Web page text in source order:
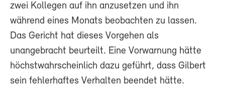
zwei Kollegen auf ihn anzusetzen und ihn
während eines Monats beobachten zu lassen.
Das Gericht hat dieses Vorgehen als
unangebracht beurteilt. Eine Vorwarnung hätte
höchstwahrscheinlich dazu geführt, dass Gilbert
sein fehlerhaftes Verhalten beendet hätte.